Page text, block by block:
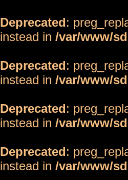
Deprecated:
instead in /var/www/
Deprecated:
instead in /var/www/
Deprecated:
instead in /var/www/
Deprecated:
instead in /var/www/